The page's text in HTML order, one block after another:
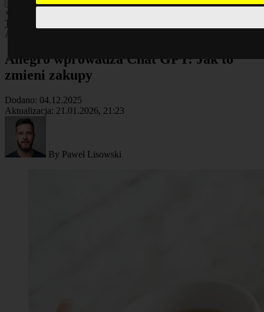
×
Technologia
AI
Allegro wprowadza Chat GPT: Jak to
zmieni zakupy
Dodano: 04.12.2025
Aktualizacja: 21.01.2026, 21:23
By Paweł Lisowski